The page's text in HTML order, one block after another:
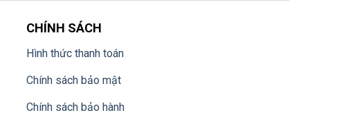
CHÍNH SÁCH
Hình thức thanh toán
Chính sách bảo mật
Chính sách bảo hành